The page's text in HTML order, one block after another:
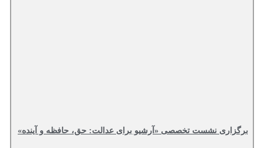
برگزاری نشست تخصصی «آرشیو برای عدالت: حق، حافظه و آینده»